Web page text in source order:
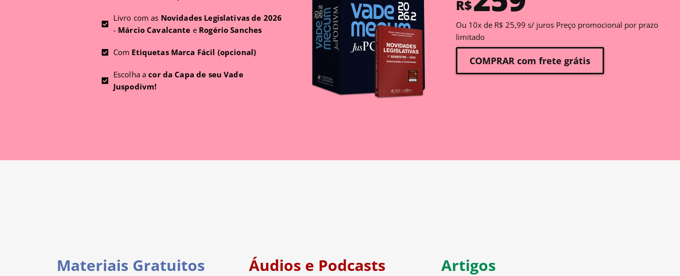
Livro com as Novidades Legislativas de 2026
- Márcio Cavalcante e Rogério Sanches
Com Etiquetas Marca Fácil (opcional)
Escolha acor da Capa de seu Vade
Juspodivm!
R$
Ou 10x de R$ 25,99 s/ juros Preço promocional por prazo
limitado
COMPRAR com frete grátis
Materiais Gratuitos Áudios e Podcasts Artigos